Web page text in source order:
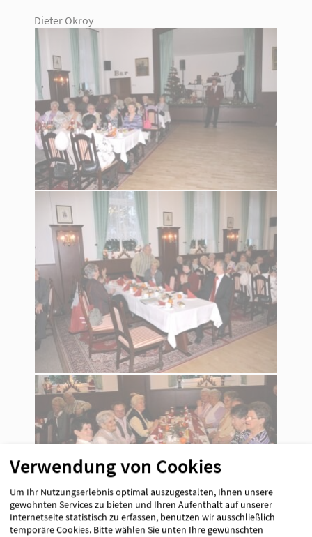
Dieter Okroy
Verwendung von Cookies
Um Ihr Nutzungserlebnis optimal auszugestalten, Ihnen unsere
gewohnten Services zu bieten und Ihren Aufenthalt auf unserer
Internetseite statistisch zu erfassen, benutzen wir ausschließlich
temporäre Cookies. Bitte wählen Sie unten Ihre gewünschten